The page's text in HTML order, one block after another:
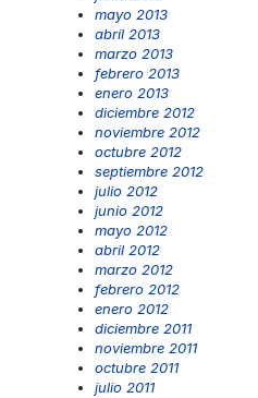
mayo 2013
abril 2013
marzo 2013
febrero 2013
enero 2013
diciembre 2012
noviembre 2012
octubre 2012
septiembre 2012
julio 2012
junio 2012
mayo 2012
abril 2012
marzo 2012
febrero 2012
enero 2012
diciembre 2011
noviembre 2011
octubre 2011
julio 2011